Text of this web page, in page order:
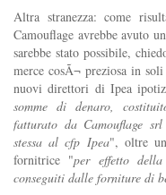
Altra stranezza: come
Camouflage avrebbe avuto
sarebbe stato possibile,
merce cosÃ¬ preziosa in
nuovi direttori di Ipea
somme di denaro,
fatturato da Camouflage
stessa al cfp Ipea", oltre
fornitrice "per effetto
conseguiti dalle forniture di